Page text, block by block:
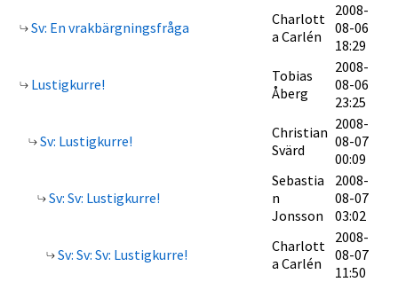
Sv: En vrakbärgningsfråga
Charlott
a Carlén
2008-
08-06
18:29
Lustigkurre!
Tobias
Åberg
2008-
08-06
23:25
Sv: Lustigkurre!
Christian
Svärd
2008-
08-07
00:09
Sv: Sv: Lustigkurre!
Sebastia
n
Jonsson
2008-
08-07
03:02
Sv: Sv: Sv: Lustigkurre!
Charlott
a Carlén
2008-
08-07
11:50